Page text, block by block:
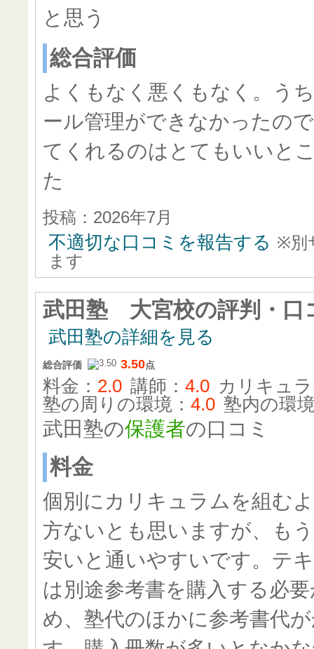
と思う
総合評価
よくもなく悪くもなく。う
ール管理ができなかったの
てくれるのはとてもいいと
た
投稿：2026年7月
不適切な口コミを報告する ※別
ます
武田塾 大宮校の評判・口
武田塾の詳細を見る
総合評価 3.50点
料金： 2.0 講師： 4.0 カリキュ
塾の周りの環境： 4.0 塾内の環
武田塾の保護者の口コミ
料金
個別にカリキュラムを組む
方ないとも思いますが、も
安いと通いやすいです。テ
は別途参考書を購入する必
め、塾代のほかに参考書代